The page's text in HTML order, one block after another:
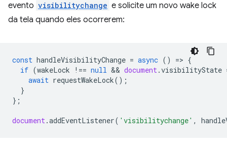
evento visibilitychange e solicite um novo wake lock
da tela quando eles ocorrerem:
const handleVisibilityChange = async () => {
if (wakeLock !== null && document.visibilityState
await requestWakeLock();
}
};
document.addEventListener( 'visibilitychange' ,